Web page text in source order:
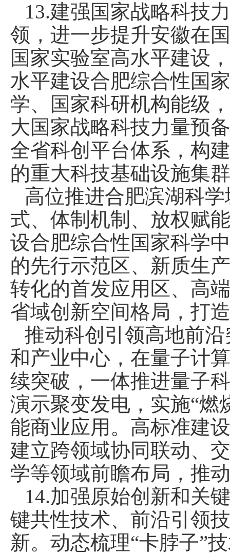
13.建强国家战略科技
领，进一步提升安徽在
国家实验室高水平建设
水平建设合肥综合性国
学、国家科研机构能级
大国家战略科技力量预
全省科创平台体系，构
的重大科技基础设施集
高位推进合肥滨湖科
式、体制机制、放权赋
设合肥综合性国家科学
的先行示范区、新质生
转化的首发应用区、高
省域创新空间格局，打
推动科创引领高地前
和产业中心，在量子计
续突破，一体推进量子
演示聚变发电，实施“燃
能商业应用。高标准建
建立跨领域协同联动、
学等领域前瞻布局，推
14.加强原始创新和关
键共性技术、前沿引领
新。动态梳理“卡脖子”